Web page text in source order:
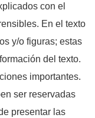
con el
En el texto
y/o figuras; estas
del texto.
importantes.
ser reservadas
presentar las